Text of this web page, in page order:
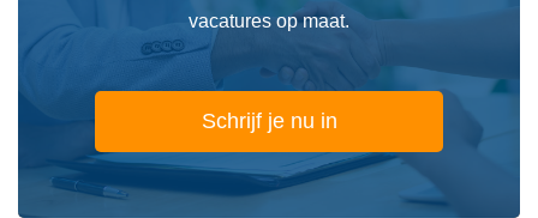
vacatures op maat.
Schrijf je nu in